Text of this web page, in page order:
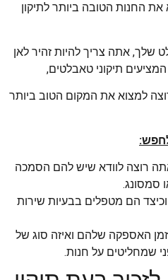
החנות הטובה ביותר לתיקון
אתה צריך להיות זהיר לאן
תיקוני טאבלטים,
למצוא את המקום הטוב ביותר
רוצה לוודא שיש להם הסמכה
סמסונג.
הם מטפלים בבעיות שירות
האספקה שלהם ואיזה סוג של
שמחליטים על חנות.